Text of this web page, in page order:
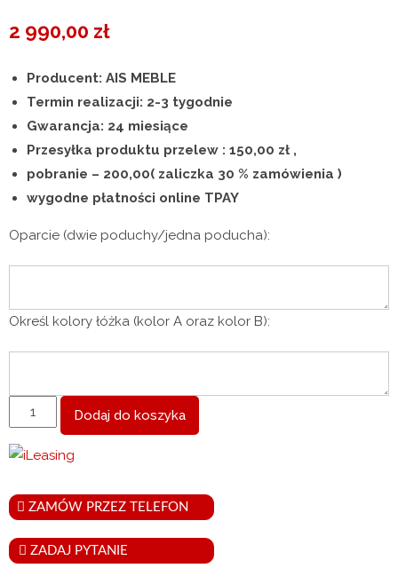
2 990,00 zł
Producent: AIS MEBLE
Termin realizacji: 2-3 tygodnie
Gwarancja: 24 miesiące
Przesyłka produktu przelew : 150,00 zł ,
pobranie – 200,00( zaliczka 30 % zamówienia )
wygodne płatności online TPAY
Oparcie (dwie poduchy/jedna poducha):
Określ kolory łóżka (kolor A oraz kolor B):
ilość
Łóżko
z
do
Premium
Dodaj do koszyka
ZAMÓW PRZEZ TELEFON
ZADAJ PYTANIE